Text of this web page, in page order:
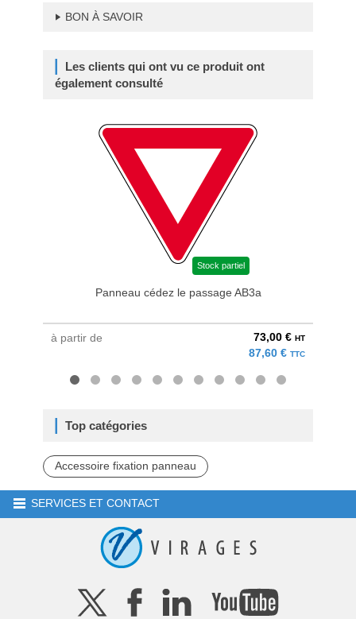
BON À SAVOIR
Les clients qui ont vu ce produit ont
également consulté
Stock partiel
Panneau cédez le passage AB3a
à partir de 73,00 € HT
87,60 € TTC
Top catégories
Accessoire fixation panneau
SERVICES ET CONTACT